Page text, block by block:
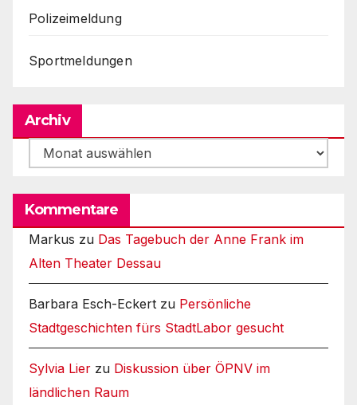
Polizeimeldung
Sportmeldungen
Archiv
Archiv
Kommentare
Markus zu Das Tagebuch der Anne Frank im
Alten Theater Dessau
Barbara Esch-Eckert zu Persönliche
Stadtgeschichten fürs StadtLabor gesucht
Sylvia Lier zu Diskussion über ÖPNV im
ländlichen Raum